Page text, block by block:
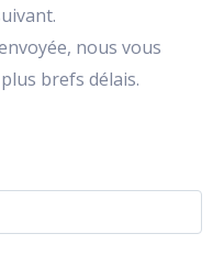
nous vous
brefs délais.